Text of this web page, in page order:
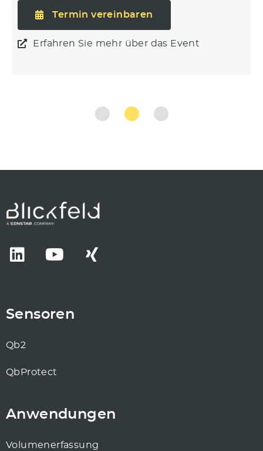
Termin vereinbaren
Erfahren Sie mehr über das Event
Sensoren
Qb2
QbProtect
Anwendungen
Volumenerfassung